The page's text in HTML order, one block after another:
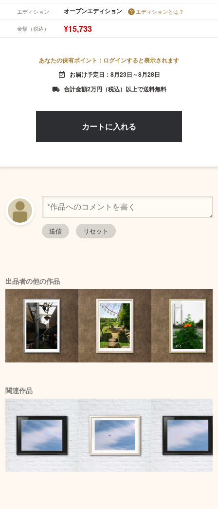
エディション オープンエディション エディションとは？
金額（税込） ¥15,733
あなたの保有ポイント：ログインすると表示されます
event_available お届け予定日：8月23日～8月28日
local_shipping 合計金額2万円（税込）以上で送料無料
出品者の他の作品
関連作品